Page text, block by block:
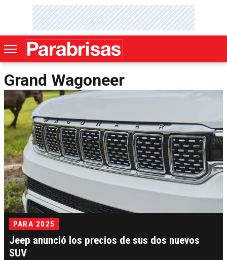
Grand Wagoneer
PARA 2025
Jeep anunció los precios de sus dos nuevos
SUV